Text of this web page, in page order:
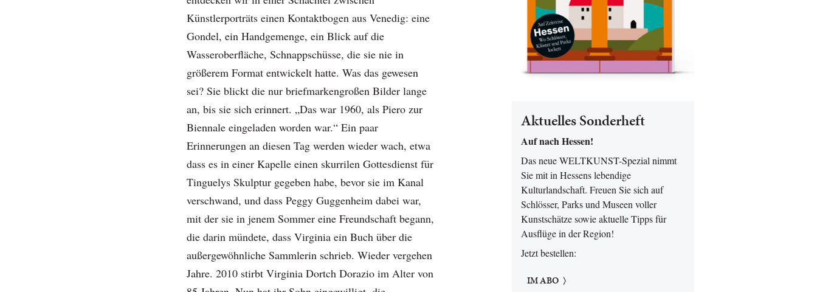
Künstlerporträts einen Kontaktbogen aus Venedig: eine
Gondel, ein Handgemenge, ein Blick auf die
Wasseroberfläche, Schnappschüsse, die sie nie in
größerem Format entwickelt hatte. Was das gewesen
sei? Sie blickt die nur briefmarkengroßen Bilder lange
an, bis sie sich erinnert. „Das war 1960, als Piero zur
Biennale eingeladen worden war.“ Ein paar
Erinnerungen an diesen Tag werden wieder wach, etwa
dass es in einer Kapelle einen skurrilen Gottesdienst für
Tinguelys Skulptur gegeben habe, bevor sie im Kanal
verschwand, und dass Peggy Guggenheim dabei war,
mit der sie in jenem Sommer eine Freundschaft begann,
die darin mündete, dass Virginia ein Buch über die
außergewöhnliche Sammlerin schrieb. Wieder vergehen
Jahre. 2010 stirbt Virginia Dortch Dorazio im Alter von
Aktuelles Sonderheft
Auf nach Hessen!
Das neue WELTKUNST-Spezial nimmt
Sie mit in Hessens lebendige
Kulturlandschaft. Freuen Sie sich auf
Schlösser, Parks und Museen voller
Kunstschätze sowie aktuelle Tipps für
Ausflüge in der Region!
Jetzt bestellen:
IM ABO